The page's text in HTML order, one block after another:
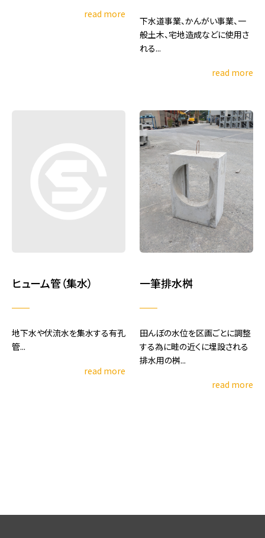
read more
下水道事業、かんがい事業、一
般土木、宅地造成などに使用さ
れる...
read more
ヒューム管（集水）
地下水や伏流水を集水する有孔
管...
read more
一筆排水桝
田んぼの水位を区画ごとに調整
する為に畦の近くに埋設される
排水用の桝...
read more